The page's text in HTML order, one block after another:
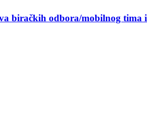
biračkih odbora/mobilnog tima